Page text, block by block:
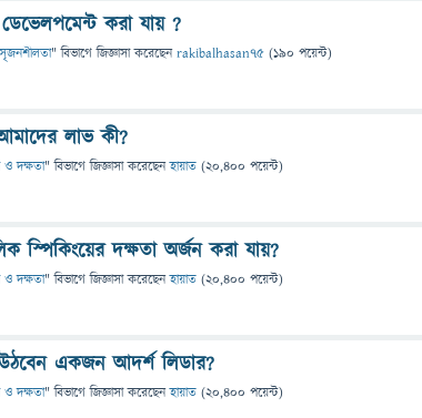
ডেভেলপমেন্ট করা যায় ?
সৃজনশীলতা" বিভাগে জিজ্ঞাসাকরেছেনrakibalhasan75 (190 পয়েন্ট)
লাভ কী?
ও দক্ষতা" বিভাগে জিজ্ঞাসাকরেছেনহায়াত (20,400 পয়েন্ট)
স্পিকিংয়ের দক্ষতা অর্জন করা যায়?
ও দক্ষতা" বিভাগে জিজ্ঞাসাকরেছেনহায়াত (20,400 পয়েন্ট)
একজন আদর্শ লিডার?
ও দক্ষতা" বিভাগে জিজ্ঞাসাকরেছেনহায়াত (20,400 পয়েন্ট)